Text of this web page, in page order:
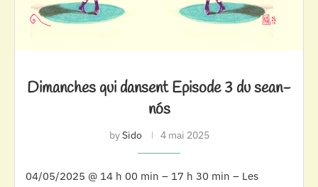
Dimanches qui dansent Episode 3 du sean-
nós
bySido 4 mai 2025
04/05/2025 @ 14 h 00 min – 17 h 30 min – Les